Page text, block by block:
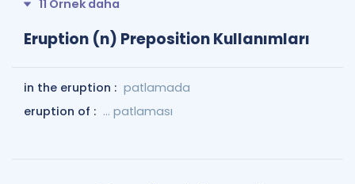
11 Örnek daha
Eruption (n) Preposition Kullanımları
in the eruption : patlamada
eruption of : ... patlaması